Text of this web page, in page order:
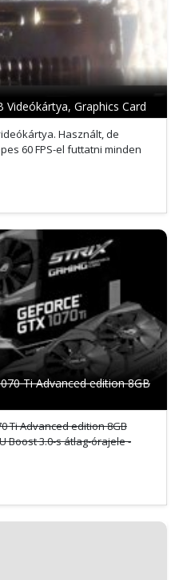
Videókártya, Graphics Card
Használt, de
60 FPS-el futtatni minden
Ti Advanced edition 8GB
Ti Advanced edition 8GB
Boost 3.0-s átlag-órajele -